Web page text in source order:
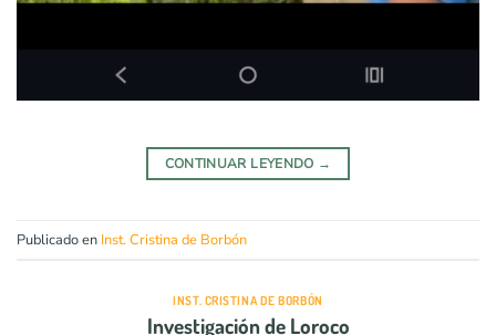
CONTINUAR LEYENDO →
Publicado en Inst. Cristina de Borbón
INST. CRISTINA DE BORBÓN
Investigación de Loroco